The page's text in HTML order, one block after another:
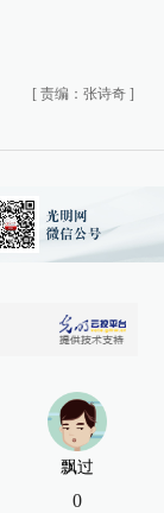
[ 责编：张诗奇 ]
飘过
0